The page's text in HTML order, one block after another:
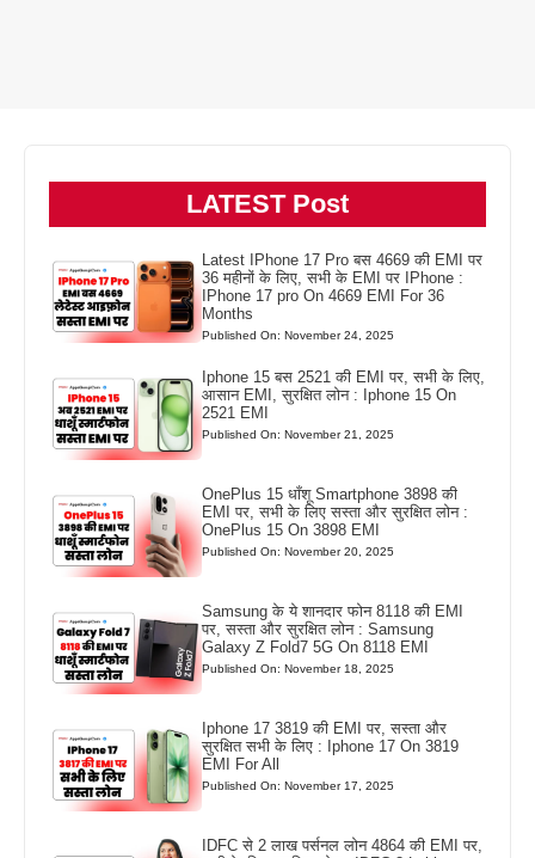
LATEST Post
Latest IPhone 17 Pro बस 4669 की EMI पर
36 महीनों के लिए, सभी के EMI पर IPhone :
IPhone 17 pro On 4669 EMI For 36
Months
Published On: November 24, 2025
Iphone 15 बस 2521 की EMI पर, सभी के लिए,
आसान EMI, सुरक्षित लोन : Iphone 15 On
2521 EMI
Published On: November 21, 2025
OnePlus 15 धाँशू Smartphone 3898 की
EMI पर, सभी के लिए सस्ता और सुरक्षित लोन :
OnePlus 15 On 3898 EMI
Published On: November 20, 2025
Samsung के ये शानदार फोन 8118 की EMI
पर, सस्ता और सुरक्षित लोन : Samsung
Galaxy Z Fold7 5G On 8118 EMI
Published On: November 18, 2025
Iphone 17 3819 की EMI पर, सस्ता और
सुरक्षित सभी के लिए : Iphone 17 On 3819
EMI For All
Published On: November 17, 2025
IDFC से 2 लाख पर्सनल लोन 4864 की EMI पर,